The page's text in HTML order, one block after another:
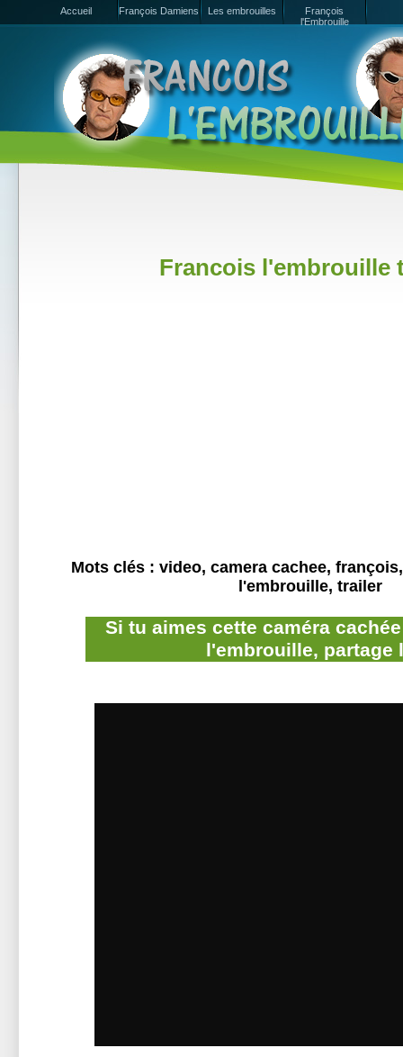
Accueil François Damiens Les embrouilles
François
l'Embrouille
Francois l'embrouille
Mots clés : video, camera cachee,
l'embrouille, trailer
Si tu aimes cette caméra
l'embrouille, partage